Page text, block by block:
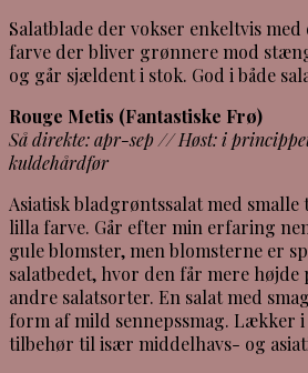
Salatblade der vokser enkeltvis
farve der bliver grønnere mod
og går sjældent i stok. God i både
Rouge Metis (Fantastiske Frø)
Så direkte: apr-sep //Høst: i
kuldehårdfør
Asiatisk bladgrøntssalat med smalle
lilla farve. Går efter min erfaring
gule blomster, men blomsterne er
salatbedet, hvor den får mere højde
andre salatsorter. En salat med
form af mild sennepssmag. Lækker i
tilbehør til især middelhavs- og